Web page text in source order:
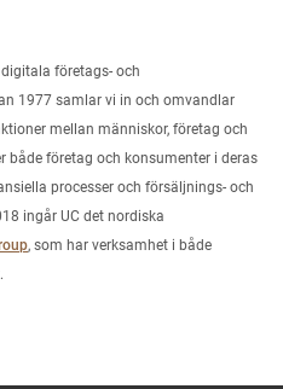
företags- och
1977 samlar vi in och omvandlar
mellan människor, företag och
företag och konsumenter i deras
processer och försäljnings- och
ingår UC det nordiska
, som har verksamhet i både